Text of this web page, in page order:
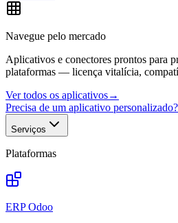
Navegue pelo mercado
Aplicativos e conectores prontos para
plataformas — licença vitalícia,
Ver todos os aplicativos→
Precisa de um aplicativo
Serviços
Plataformas
ERP Odoo